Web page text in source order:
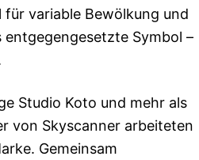
variable Bewölkung und
Symbol –
Studio Koto und mehr als
von Skyscanner arbeiteten
Gemeinsam